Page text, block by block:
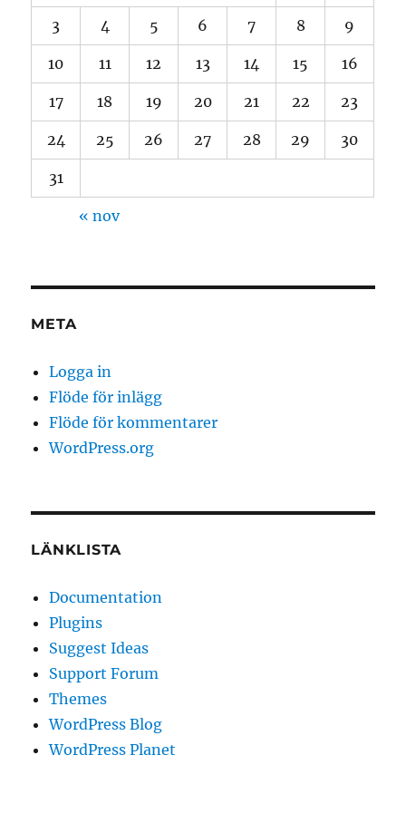
3 4 5 6 7 8 9
10 11 12 13 14 15 16
17 18 19 20 21 22 23
24 25 26 27 28 29 30
31
« nov
META
Logga in
Flöde för inlägg
Flöde för kommentarer
WordPress.org
LÄNKLISTA
Documentation
Plugins
Suggest Ideas
Support Forum
Themes
WordPress Blog
WordPress Planet